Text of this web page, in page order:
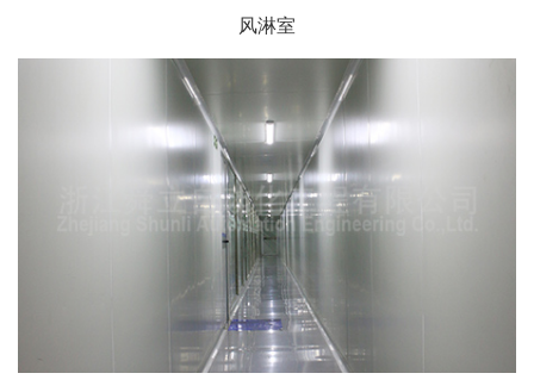
风淋室